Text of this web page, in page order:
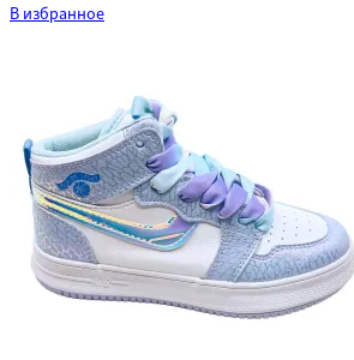
В избранное